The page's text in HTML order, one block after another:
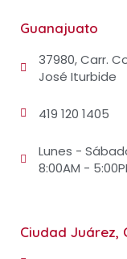
Guanajuato
37980, Carr.
José Iturbide
419 120 1405
Lunes -
8:00AM -
Ciudad Juárez,